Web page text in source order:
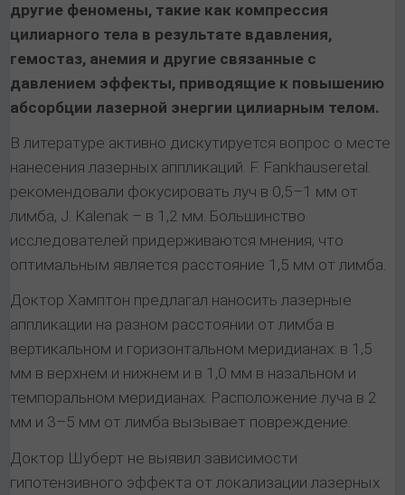
другие феномены, такие как компрессия
цилиарного тела в результате вдавления,
гемостаз, анемия и другие связанные с
давлением эффекты, приводящие к повышению
абсорбции лазерной энергии цилиарным телом.
В литературе активно дискутируется вопрос о месте
нанесения лазерных аппликаций. F. Fankhauseretal.
рекомендовали фокусировать луч в 0,5–1 мм от
лимба, J. Kalenak – в 1,2 мм. Большинство
исследователей придерживаются мнения, что
оптимальным является расстояние 1,5 мм от лимба.
Доктор Хамптон предлагал наносить лазерные
аппликации на разном расстоянии от лимба в
вертикальном и горизонтальном меридианах: в 1,5
мм в верхнем и нижнем и в 1,0 мм в назальном и
темпоральном меридианах. Расположение луча в 2
мм и 3–5 мм от лимба вызывает повреждение.
Доктор Шуберт не выявил зависимости
гипотензивного эффекта от локализации лазерных